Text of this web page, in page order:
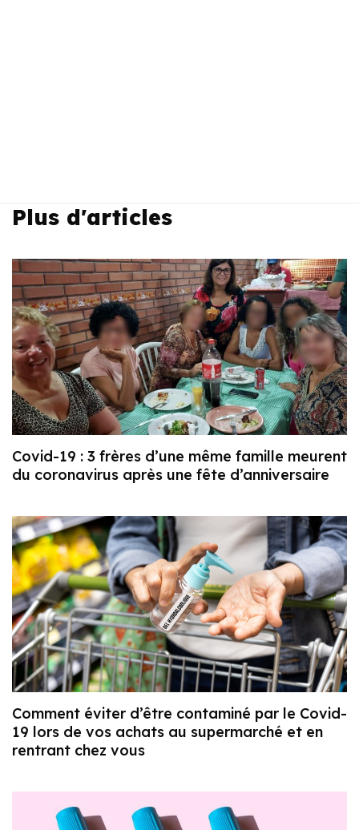
Plus d'articles
Covid-19 : 3 frères d’une même famille meurent
du coronavirus après une fête d’anniversaire
Comment éviter d’être contaminé par le Covid-
19 lors de vos achats au supermarché et en
rentrant chez vous